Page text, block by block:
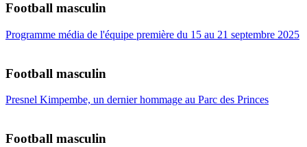
Football masculin
Programme média de l'équipe première du 15 au 21 septembre 2025
Football masculin
Presnel Kimpembe, un dernier hommage au Parc des Princes
Football masculin